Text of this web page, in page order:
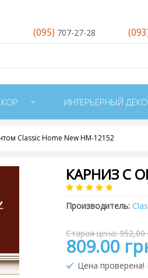
(095) 707-27-28
ИНТЕРЬЕРНЫЙ
Classic Home New HM-12152
КАРНИЗ С
Производитель:
Старая цена: 952,00
809.00
Цена проверена!